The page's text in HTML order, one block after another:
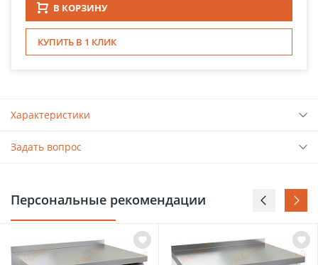
В КОРЗИНУ
КУПИТЬ В 1 КЛИК
Характеристики
Задать вопрос
Персональные рекомендации